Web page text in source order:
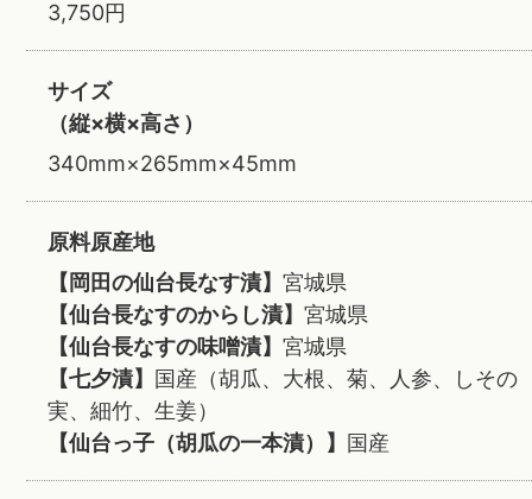
3,750円
サイズ
（縦×横×高さ）
340mm×265mm×45mm
原料原産地
【岡田の仙台長なす漬】 宮城県
【仙台長なすのからし漬】 宮城県
【仙台長なすの味噌漬】 宮城県
【七夕漬】 国産（胡瓜、大根、菊、人参、しその
実、細竹、生姜）
【仙台っ子（胡瓜の一本漬）】 国産